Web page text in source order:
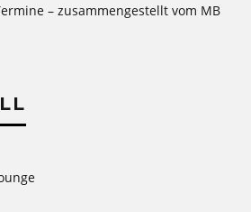
– zusammengestellt vom MB